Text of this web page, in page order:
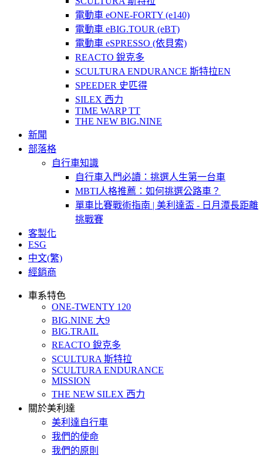
電動車 eONE-FORTY (e140)
電動車 eBIG.TOUR (eBT)
電動車 eSPRESSO (依貝索)
REACTO 銳克多
SCULTURA ENDURANCE 斯特拉EN
SPEEDER 史匹得
SILEX 西力
TIME WARP TT
THE NEW BIG.NINE
新聞
部落格
自行車知識
自行車入門必讀：挑選人生第一台車
MBTI人格推薦：如何挑選公路車？
單車比賽戰術指南 | 美利達盃 - 日月潭長距離
挑戰賽
客製化
ESG
中文(繁)
經銷商
車系特色
ONE-TWENTY 120
BIG.NINE 大9
BIG.TRAIL
REACTO 銳克多
SCULTURA 斯特拉
SCULTURA ENDURANCE
MISSION
THE NEW SILEX 西力
關於美利達
美利達自行車
我們的使命
我們的原則